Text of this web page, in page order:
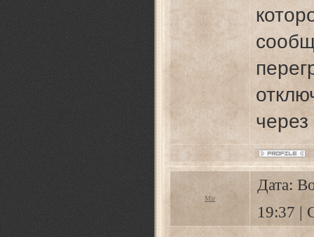
Mir
Дата:
19:37 |